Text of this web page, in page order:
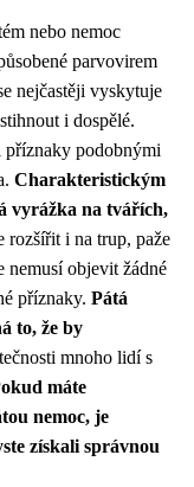
nebo nemoc
parvovirem
nejčastěji vyskytuje
i dospělé.
příznaky podobnými
Charakteristickým
vyrážka na tvářích,
rozšířit i na trup, paže
nemusí objevit žádné
příznaky. Pátá
to, že by
mnoho lidí s
máte
nemoc, je
získali správnou